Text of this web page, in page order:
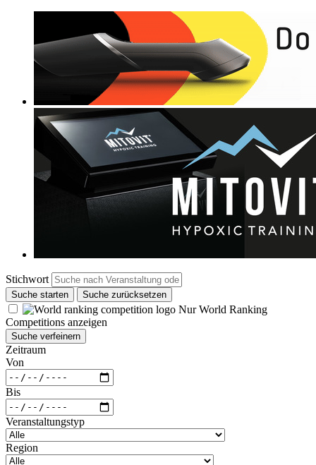
Stichwort
Suche starten Suche zurücksetzen
Nur World Ranking
Competitions anzeigen
Suche verfeinern
Zeitraum
Von
Bis
Veranstaltungstyp
Region